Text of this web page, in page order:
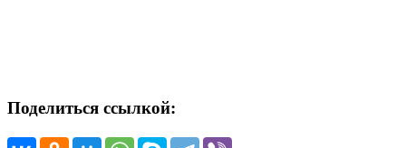
Поделиться ссылкой: